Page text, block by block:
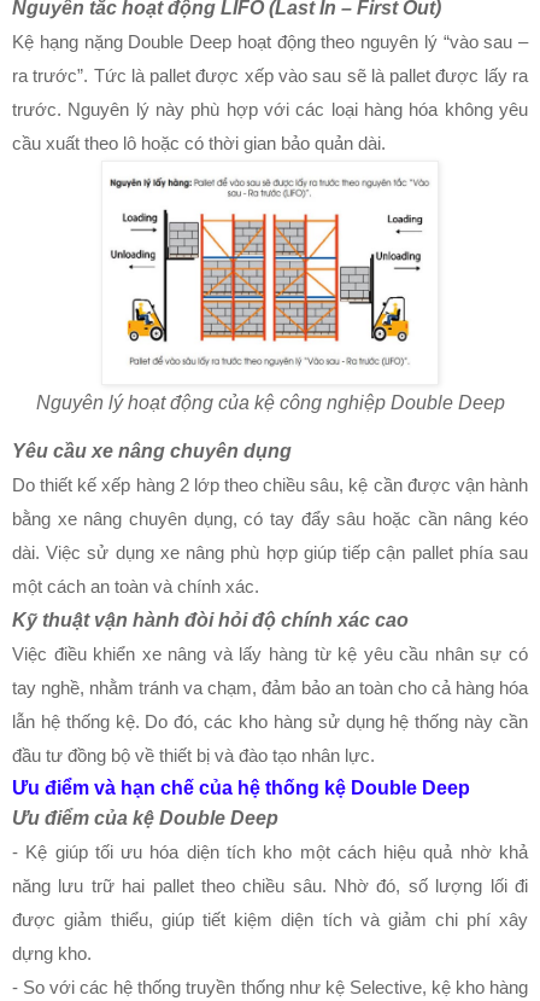
Nguyên tắc hoạt động LIFO (Last In – First Out)
Kệ hạng nặng Double Deep hoạt động theo nguyên lý “vào sau –
ra trước”. Tức là pallet được xếp vào sau sẽ là pallet được lấy ra
trước. Nguyên lý này phù hợp với các loại hàng hóa không yêu
cầu xuất theo lô hoặc có thời gian bảo quản dài.
Nguyên lý hoạt động của kệ công nghiệp Double Deep
Yêu cầu xe nâng chuyên dụng
Do thiết kế xếp hàng 2 lớp theo chiều sâu, kệ cần được vận hành
bằng xe nâng chuyên dụng, có tay đẩy sâu hoặc cần nâng kéo
dài. Việc sử dụng xe nâng phù hợp giúp tiếp cận pallet phía sau
một cách an toàn và chính xác.
Kỹ thuật vận hành đòi hỏi độ chính xác cao
Việc điều khiển xe nâng và lấy hàng từ kệ yêu cầu nhân sự có
tay nghề, nhằm tránh va chạm, đảm bảo an toàn cho cả hàng hóa
lẫn hệ thống kệ. Do đó, các kho hàng sử dụng hệ thống này cần
đầu tư đồng bộ về thiết bị và đào tạo nhân lực.
Ưu điểm và hạn chế của hệ thống kệ Double Deep
Ưu điểm của kệ Double Deep
- Kệ giúp tối ưu hóa diện tích kho một cách hiệu quả nhờ khả
năng lưu trữ hai pallet theo chiều sâu. Nhờ đó, số lượng lối đi
được giảm thiểu, giúp tiết kiệm diện tích và giảm chi phí xây
dựng kho.
- So với các hệ thống truyền thống như kệ Selective, kệ kho hàng